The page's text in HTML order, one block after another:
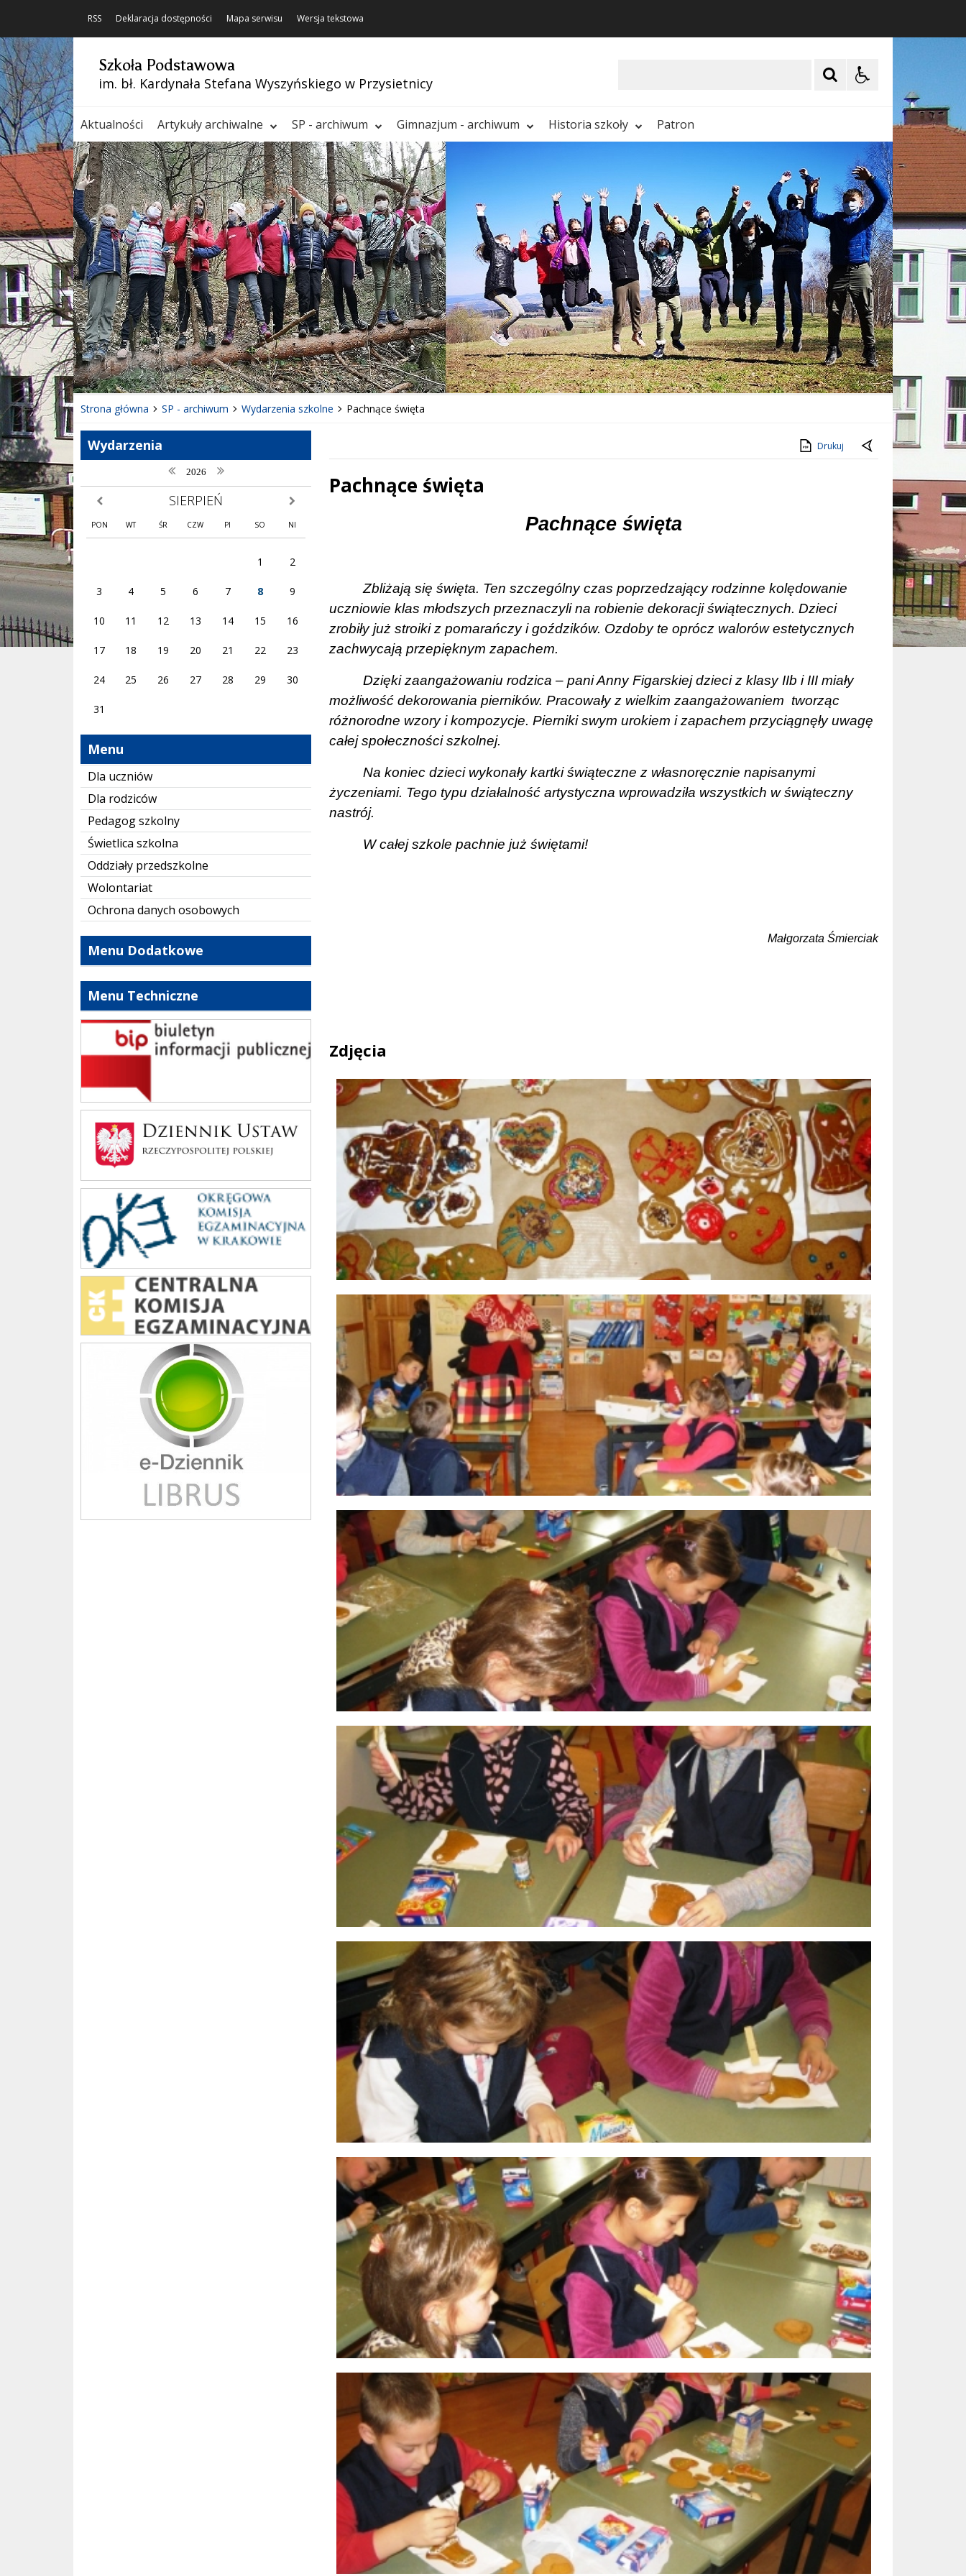
RSS Deklaracja dostępności Mapa serwisu Wersja tekstowa
Szkoła Podstawowa
im. bł. Kardynała Stefana Wyszyńskiego w Przysietnicy
Aktualności Artykuły archiwalne SP - archiwum Gimnazjum - archiwum Historia szkoły Patron
Poprzedni Element
Następny Element
❚❚
Strona główna SP - archiwum Wydarzenia szkolne Pachnące święta
Wydarzenia
poprzedni rok
2026 następny rok
poprzedni miesiąc SIERPIEŃ następny miesiąc
PON WT ŚR CZW PI SO NI
1 2
3 4 5 6 7 8 9
10 11 12 13 14 15 16
17 18 19 20 21 22 23
24 25 26 27 28 29 30
31
Menu
Dla uczniów
Dla rodziców
Pedagog szkolny
Świetlica szkolna
Oddziały przedszkolne
Wolontariat
Ochrona danych osobowych
Menu Dodatkowe
Menu Techniczne
bip szkoły
Dziennik Polski
oke_krakow
cke
Librus szkoła
Drukuj
Pachnące święta
Pachnące święta
Zbliżają się święta. Ten szczególny czas poprzedzający rodzinne kolędowanie
uczniowie klas młodszych przeznaczyli na robienie dekoracji świątecznych. Dzieci
zrobiły już stroiki z pomarańczy i goździków. Ozdoby te oprócz walorów estetycznych
zachwycają przepięknym zapachem.
Dzięki zaangażowaniu rodzica – pani Anny Figarskiej dzieci z klasy IIb i III miały
możliwość dekorowania pierników. Pracowały z wielkim zaangażowaniem tworząc
różnorodne wzory i kompozycje. Pierniki swym urokiem i zapachem przyciągnęły uwagę
całej społeczności szkolnej.
Na koniec dzieci wykonały kartki świąteczne z własnoręcznie napisanymi
życzeniami. Tego typu działalność artystyczna wprowadziła wszystkich w świąteczny
nastrój.
W całej szkole pachnie już świętami!
Małgorzata Śmierciak
Zdjęcia